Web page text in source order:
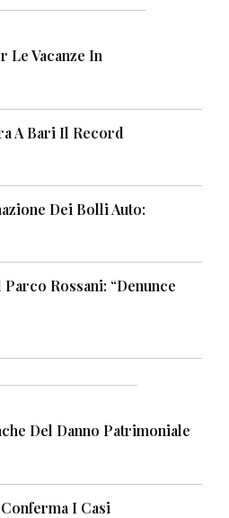
Le Vacanze In
A Bari Il Record
Dei Bolli Auto:
Rossani: “Denunce
Del Danno Patrimoniale
I Casi